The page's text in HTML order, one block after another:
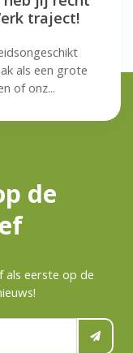
traject!
als een grote
of onz...
de
als eerste op de